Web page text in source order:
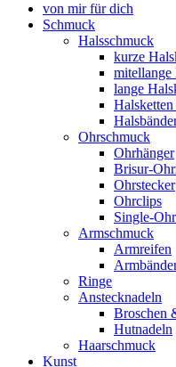
von mir für dich
Schmuck
Halsschmuck
kurze
mitellange
lange
Ohrschmuck
Ohrhänger
Brisur-
Ohrstecker
Ohrclips
Single-
Armschmuck
Armreifen
Ringe
Anstecknadeln
Broschen
Hutnadeln
Haarschmuck
Kunst